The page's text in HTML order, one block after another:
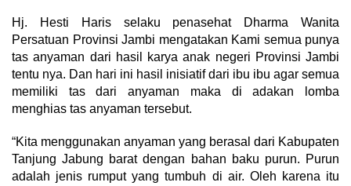
Hj. Hesti Haris selaku penasehat Dharma Wanita
Persatuan Provinsi Jambi mengatakan Kami semua punya
tas anyaman dari hasil karya anak negeri Provinsi Jambi
tentu nya. Dan hari ini hasil inisiatif dari ibu ibu agar semua
memiliki tas dari anyaman maka di adakan lomba
menghias tas anyaman tersebut.
“Kita menggunakan anyaman yang berasal dari Kabupaten
Tanjung Jabung barat dengan bahan baku purun. Purun
adalah jenis rumput yang tumbuh di air. Oleh karena itu